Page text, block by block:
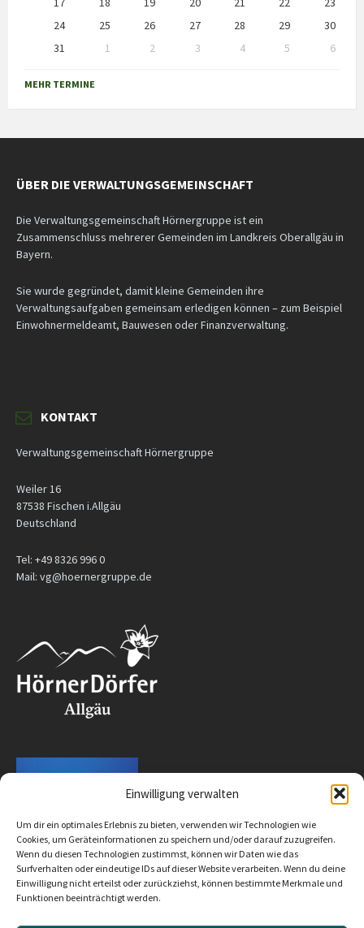
Einwilligung verwalten
Um dir ein optimales Erlebnis zu bieten, verwenden wir Technologien wie
Cookies, um Geräteinformationen zu speichern und/oder darauf zuzugreifen.
Wenn du diesen Technologien zustimmst, können wir Daten wie das
Surfverhalten oder eindeutige IDs auf dieser Website verarbeiten. Wenn du deine
Einwilligung nicht erteilst oder zurückziehst, können bestimmte Merkmale und
Funktionen beeinträchtigt werden.
24
25 26 27 28 29
30
31
1 2 3 4 5
6
to
calendar
MEHR TERMINE
ÜBER DIE VERWALTUNGSGEMEINSCHAFT
Die Verwaltungsgemeinschaft Hörnergruppe ist ein
Zusammenschluss mehrerer Gemeinden im Landkreis Oberallgäu in
Bayern.
Sie wurde gegründet, damit kleine Gemeinden ihre
Verwaltungsaufgaben gemeinsam erledigen können – zum Beispiel
Einwohnermeldeamt, Bauwesen oder Finanzverwaltung.
KONTAKT
Verwaltungsgemeinschaft Hörnergruppe
Weiler 16
87538 Fischen i.Allgäu
Deutschland
Tel: +49 8326 996 0
Mail: vg@hoernergruppe.de